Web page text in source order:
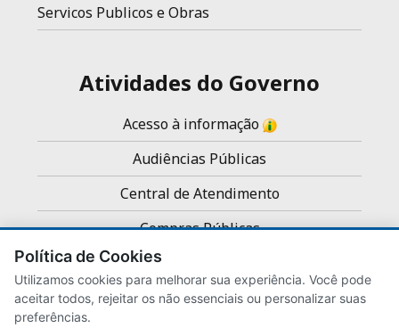
Servicos Publicos e Obras
Atividades do Governo
Acesso à informação
Audiências Públicas
Central de Atendimento
Compras Públicas
Concursos e Processos Seletivos
Noticias
Política de Cookies
Utilizamos cookies para melhorar sua experiência. Você pode
aceitar todos, rejeitar os não essenciais ou personalizar suas
preferências.